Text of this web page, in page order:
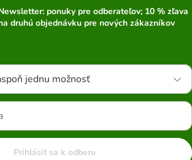
ponuky pre odberateľov; 10 % zľava
druhú objednávku pre nových zákazníkov
jednu možnosť
Prihlásiť sa k odberu